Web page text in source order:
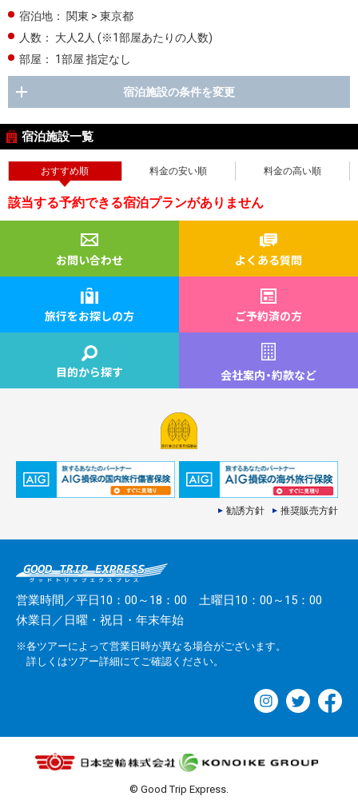
宿泊地：
関東 > 東京都
人数：
大人2人 (※1部屋あたりの人数)
部屋：
1部屋 指定なし
宿泊施設の条件を変更
宿泊施設一覧
おすすめ順 料金の安い順 料金の高い順
該当する予約できる宿泊プランがありません
お問い合わせ よくある質問
旅行をお探しの方 ご予約済の方
目的から探す 会社案内・約款など
勧誘方針 推奨販売方針
営業時間／平日10：00～18：00 土曜日10：00～15：00
休業日／日曜・祝日・年末年始
※各ツアーによって営業日時が異なる場合がございます。
詳しくはツアー詳細にてご確認ください。
© Good Trip Express.